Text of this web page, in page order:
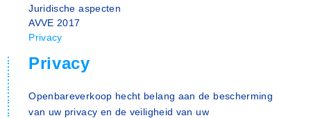
Juridische aspecten
AVVE 2017
Privacy
Privacy
Openbareverkoop hecht belang aan de bescherming
van uw privacy en de veiligheid van uw